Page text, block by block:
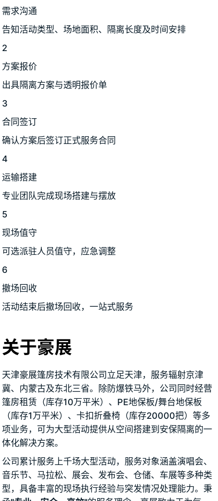
需求沟通
告知活动类型、场地面积、隔离长度及时间安排
2
方案报价
出具隔离方案与透明报价单
3
合同签订
确认方案后签订正式服务合同
4
运输搭建
专业团队完成现场搭建与摆放
5
现场值守
可选派驻人员值守，应急调整
6
撤场回收
活动结束后撤场回收，一站式服务
关于豪展
天津豪展篷房技术有限公司立足天津，服务辐射京津
冀、内蒙古及东北三省。除防爆铁马外，公司同时经营
篷房租赁（库存10万平米）、PE地保板/舞台地保板
（库存1万平米）、卡扣折叠椅（库存20000把）等多
项业务，可为大型活动提供从空间搭建到安保隔离的一
体化解决方案。
公司累计服务上千场大型活动，服务对象涵盖演唱会、
音乐节、马拉松、展会、发布会、仓储、车展等多种类
型，具备丰富的现场执行经验与突发情况处理能力。秉